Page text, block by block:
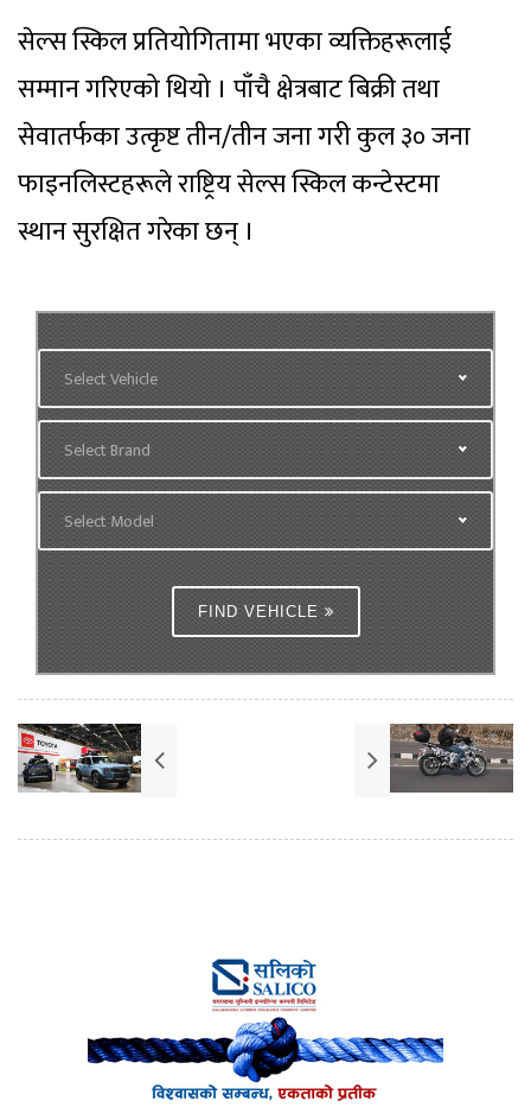
सेल्स स्किल प्रतियोगितामा भएका व्यक्तिहरूलाई
सम्मान गरिएको थियो । पाँचै क्षेत्रबाट बिक्री तथा
सेवातर्फका उत्कृष्ट तीन/तीन जना गरी कुल ३० जना
फाइनलिस्टहरूले राष्ट्रिय सेल्स स्किल कन्टेस्टमा
स्थान सुरक्षित गरेका छन् ।
Select Vehicle
Select Brand
Select Model
FIND VEHICLE